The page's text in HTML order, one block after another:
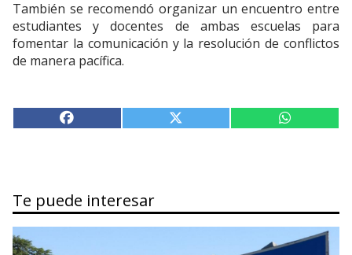
También se recomendó organizar un encuentro entre
estudiantes y docentes de ambas escuelas para
fomentar la comunicación y la resolución de conflictos
de manera pacífica.
Te puede interesar